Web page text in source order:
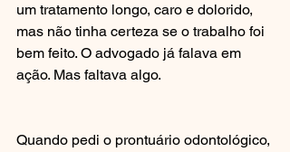
um tratamento longo, caro e dolorido,
mas não tinha certeza se o trabalho foi
bem feito. O advogado já falava em
ação. Mas faltava algo.
Quando pedi o prontuário odontológico,